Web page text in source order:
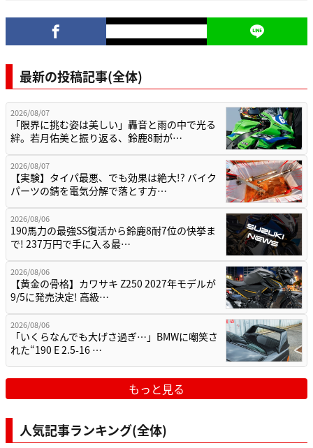
最新の投稿記事(全体)
2026/08/07
「限界に挑む姿は美しい」轟音と雨の中で光る
絆。若月佑美と振り返る、鈴鹿8耐が…
2026/08/07
【実験】タイパ最悪、でも効果は絶大!? バイク
パーツの錆を電気分解で落とす方…
2026/08/06
190馬力の最強SS復活から鈴鹿8耐7位の快挙ま
で! 237万円で手に入る最…
2026/08/06
【黄金の骨格】カワサキ Z250 2027年モデルが
9/5に発売決定! 高級…
2026/08/06
「いくらなんでも大げさ過ぎ…」BMWに嘲笑さ
れた“190 E 2.5-16 …
もっと見る
人気記事ランキング(全体)